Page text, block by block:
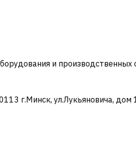
и производственных
г.Минск, ул.Лукьяновича, дом